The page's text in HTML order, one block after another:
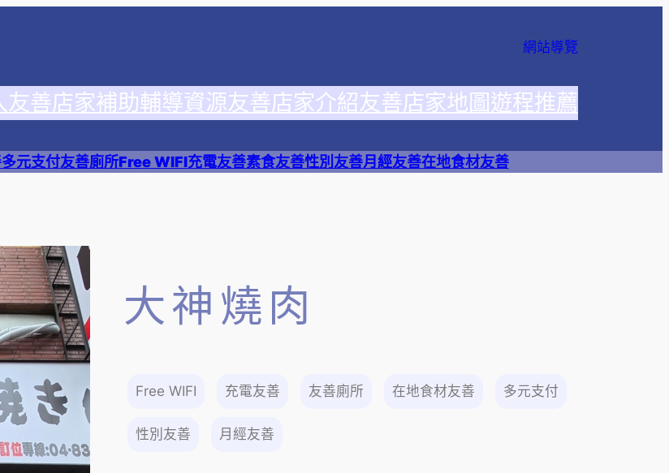
網站導覽
友善店家補助輔導資源友善店家介紹友善店家地圖遊程推薦
多元支付友善廁所Free WIFI充電友善素食友善性別友善月經友善在地食材友善
大神燒肉
Free WIFI 充電友善 友善廁所 在地食材友善 多元支付
性別友善 月經友善